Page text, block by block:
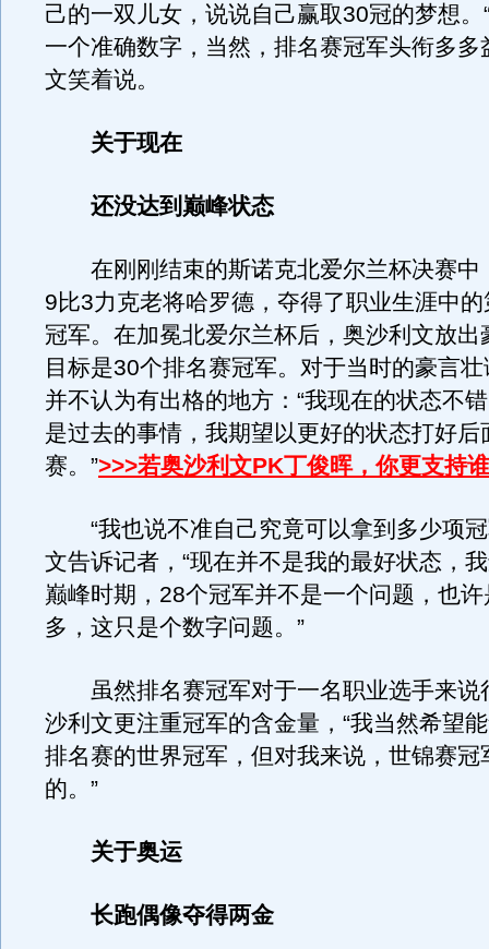
己的一双儿女，说说自己赢取30冠的梦想。
一个准确数字，当然，排名赛冠军头衔多多
文笑着说。
关于现在
还没达到巅峰状态
在刚刚结束的斯诺克北爱尔兰杯决赛中
9比3力克老将哈罗德，夺得了职业生涯中
冠军。在加冕北爱尔兰杯后，奥沙利文放出
目标是30个排名赛冠军。对于当时的豪言
并不认为有出格的地方：“我现在的状态不
是过去的事情，我期望以更好的状态打好后
赛。”>>>若奥沙利文PK丁俊晖，你更支持
“我也说不准自己究竟可以拿到多少项冠
文告诉记者，“现在并不是我的最好状态，
巅峰时期，28个冠军并不是一个问题，也
多，这只是个数字问题。”
虽然排名赛冠军对于一名职业选手来说
沙利文更注重冠军的含金量，“我当然希望
排名赛的世界冠军，但对我来说，世锦赛冠
的。”
关于奥运
长跑偶像夺得两金